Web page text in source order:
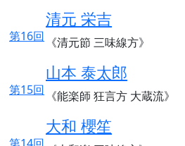
第16回
清元 栄吉
《清元節 三味線方》
第15回
山本 泰太郎
《能楽師 狂言方 大蔵流》
大和 櫻笙